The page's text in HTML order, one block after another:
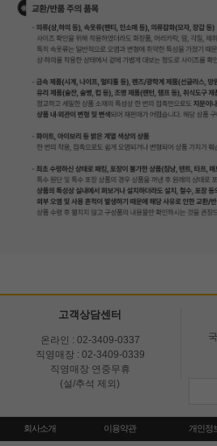
고객상담센터
온라인 : 02-3409-0337
직영매장 : 02-3409-0339
직영매장 연중무휴
(설/추석 제외)
회사소개 이용약관 개인정